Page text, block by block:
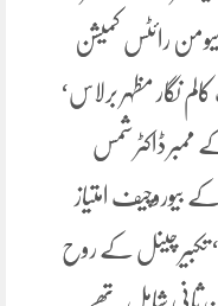
ہیومن رائٹس کمیشن
نگار مظہر برلاس‘
ممبر ڈاکٹر شمس
بیوروچیف امتیاز
تکبیر چینل کے روح
ثانی شامل تھے۔